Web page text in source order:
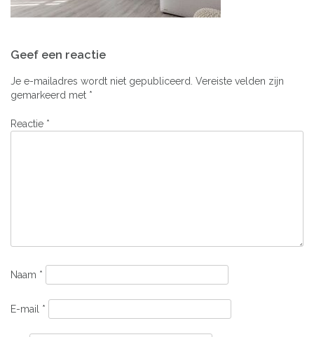
navigatie
Geef een reactie
Je e-mailadres wordt niet gepubliceerd. Vereiste velden zijn
gemarkeerd met *
Reactie *
Naam *
E-mail *